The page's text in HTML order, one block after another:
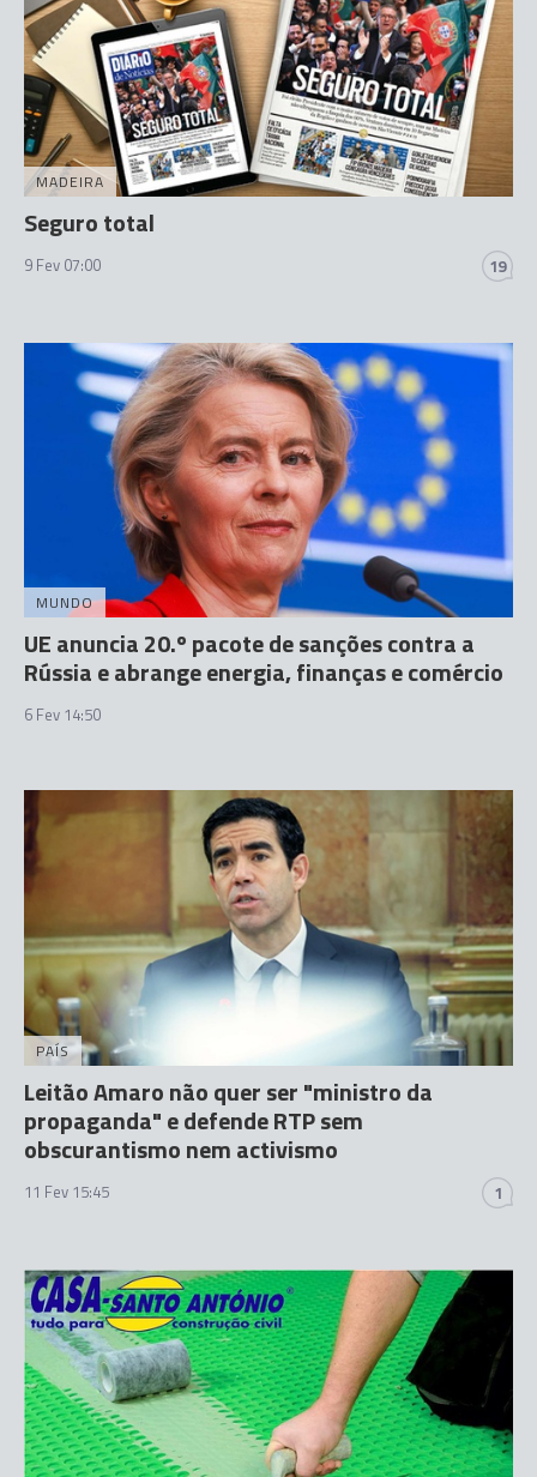
MADEIRA
Seguro total
9 Fev 07:00 19
MUNDO
UE anuncia 20.º pacote de sanções contra a
Rússia e abrange energia, finanças e comércio
6 Fev 14:50
PAÍS
Leitão Amaro não quer ser "ministro da
propaganda" e defende RTP sem
obscurantismo nem activismo
11 Fev 15:45 1